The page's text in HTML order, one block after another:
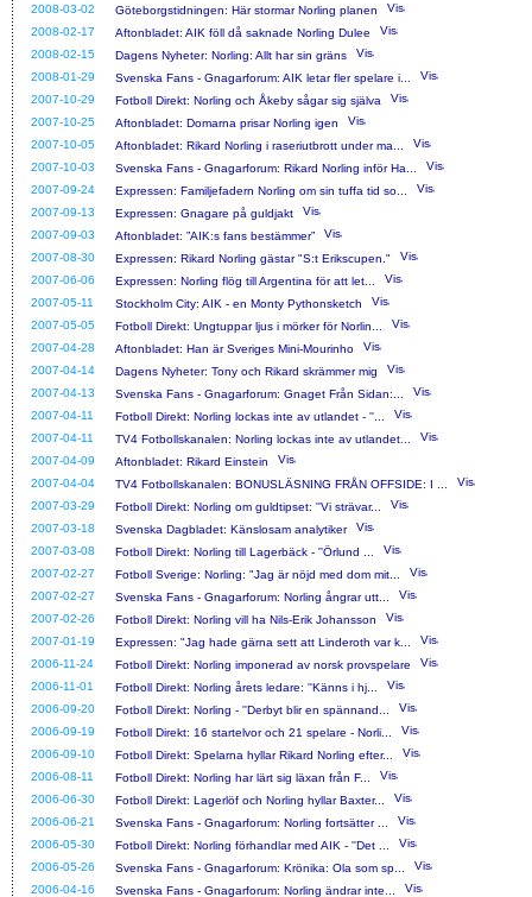
2008-03-02
Göteborgstidningen: Här stormar Norling planen
2008-02-17
Aftonbladet: AIK föll då saknade Norling Dulee
2008-02-15
Dagens Nyheter: Norling: Allt har sin gräns
2008-01-29
Svenska Fans - Gnagarforum: AIK letar fler spelare i...
2007-10-29
Fotboll Direkt: Norling och Åkeby sågar sig själva
2007-10-25
Aftonbladet: Domarna prisar Norling igen
2007-10-05
Aftonbladet: Rikard Norling i raseriutbrott under ma...
2007-10-03
Svenska Fans - Gnagarforum: Rikard Norling inför Ha...
2007-09-24
Expressen: Familjefadern Norling om sin tuffa tid so...
2007-09-13
Expressen: Gnagare på guldjakt
2007-09-03
Aftonbladet: ”AIK:s fans bestämmer”
2007-08-30
Expressen: Rikard Norling gästar "S:t Erikscupen."
2007-06-06
Expressen: Norling flög till Argentina för att let...
2007-05-11
Stockholm City: AIK - en Monty Pythonsketch
2007-05-05
Fotboll Direkt: Ungtuppar ljus i mörker för Norlin...
2007-04-28
Aftonbladet: Han är Sveriges Mini-Mourinho
2007-04-14
Dagens Nyheter: Tony och Rikard skrämmer mig
2007-04-13
Svenska Fans - Gnagarforum: Gnaget Från Sidan:...
2007-04-11
Fotboll Direkt: Norling lockas inte av utlandet - ''...
2007-04-11
TV4 Fotbollskanalen: Norling lockas inte av utlandet...
2007-04-09
Aftonbladet: Rikard Einstein
2007-04-04
TV4 Fotbollskanalen: BONUSLÄSNING FRÅN OFFSIDE: I ...
2007-03-29
Fotboll Direkt: Norling om guldtipset: ''Vi strävar...
2007-03-18
Svenska Dagbladet: Känslosam analytiker
2007-03-08
Fotboll Direkt: Norling till Lagerbäck - ''Örlund ...
2007-02-27
Fotboll Sverige: Norling: "Jag är nöjd med dom mit...
2007-02-27
Svenska Fans - Gnagarforum: Norling ångrar utt...
2007-02-26
Fotboll Direkt: Norling vill ha Nils-Erik Johansson
2007-01-19
Expressen: "Jag hade gärna sett att Linderoth var k...
2006-11-24
Fotboll Direkt: Norling imponerad av norsk provspelare
2006-11-01
Fotboll Direkt: Norling årets ledare: ''Känns i hj...
2006-09-20
Fotboll Direkt: Norling - ''Derbyt blir en spännand...
2006-09-19
Fotboll Direkt: 16 startelvor och 21 spelare - Norli...
2006-09-10
Fotboll Direkt: Spelarna hyllar Rikard Norling efter...
2006-08-11
Fotboll Direkt: Norling har lärt sig läxan från F...
2006-06-30
Fotboll Direkt: Lagerlöf och Norling hyllar Baxter...
2006-06-21
Svenska Fans - Gnagarforum: Norling fortsätter ...
2006-05-30
Fotboll Direkt: Norling förhandlar med AIK - ''Det ...
2006-05-26
Svenska Fans - Gnagarforum: Krönika: Ola som sp...
2006-04-16
Svenska Fans - Gnagarforum: Norling ändrar inte...